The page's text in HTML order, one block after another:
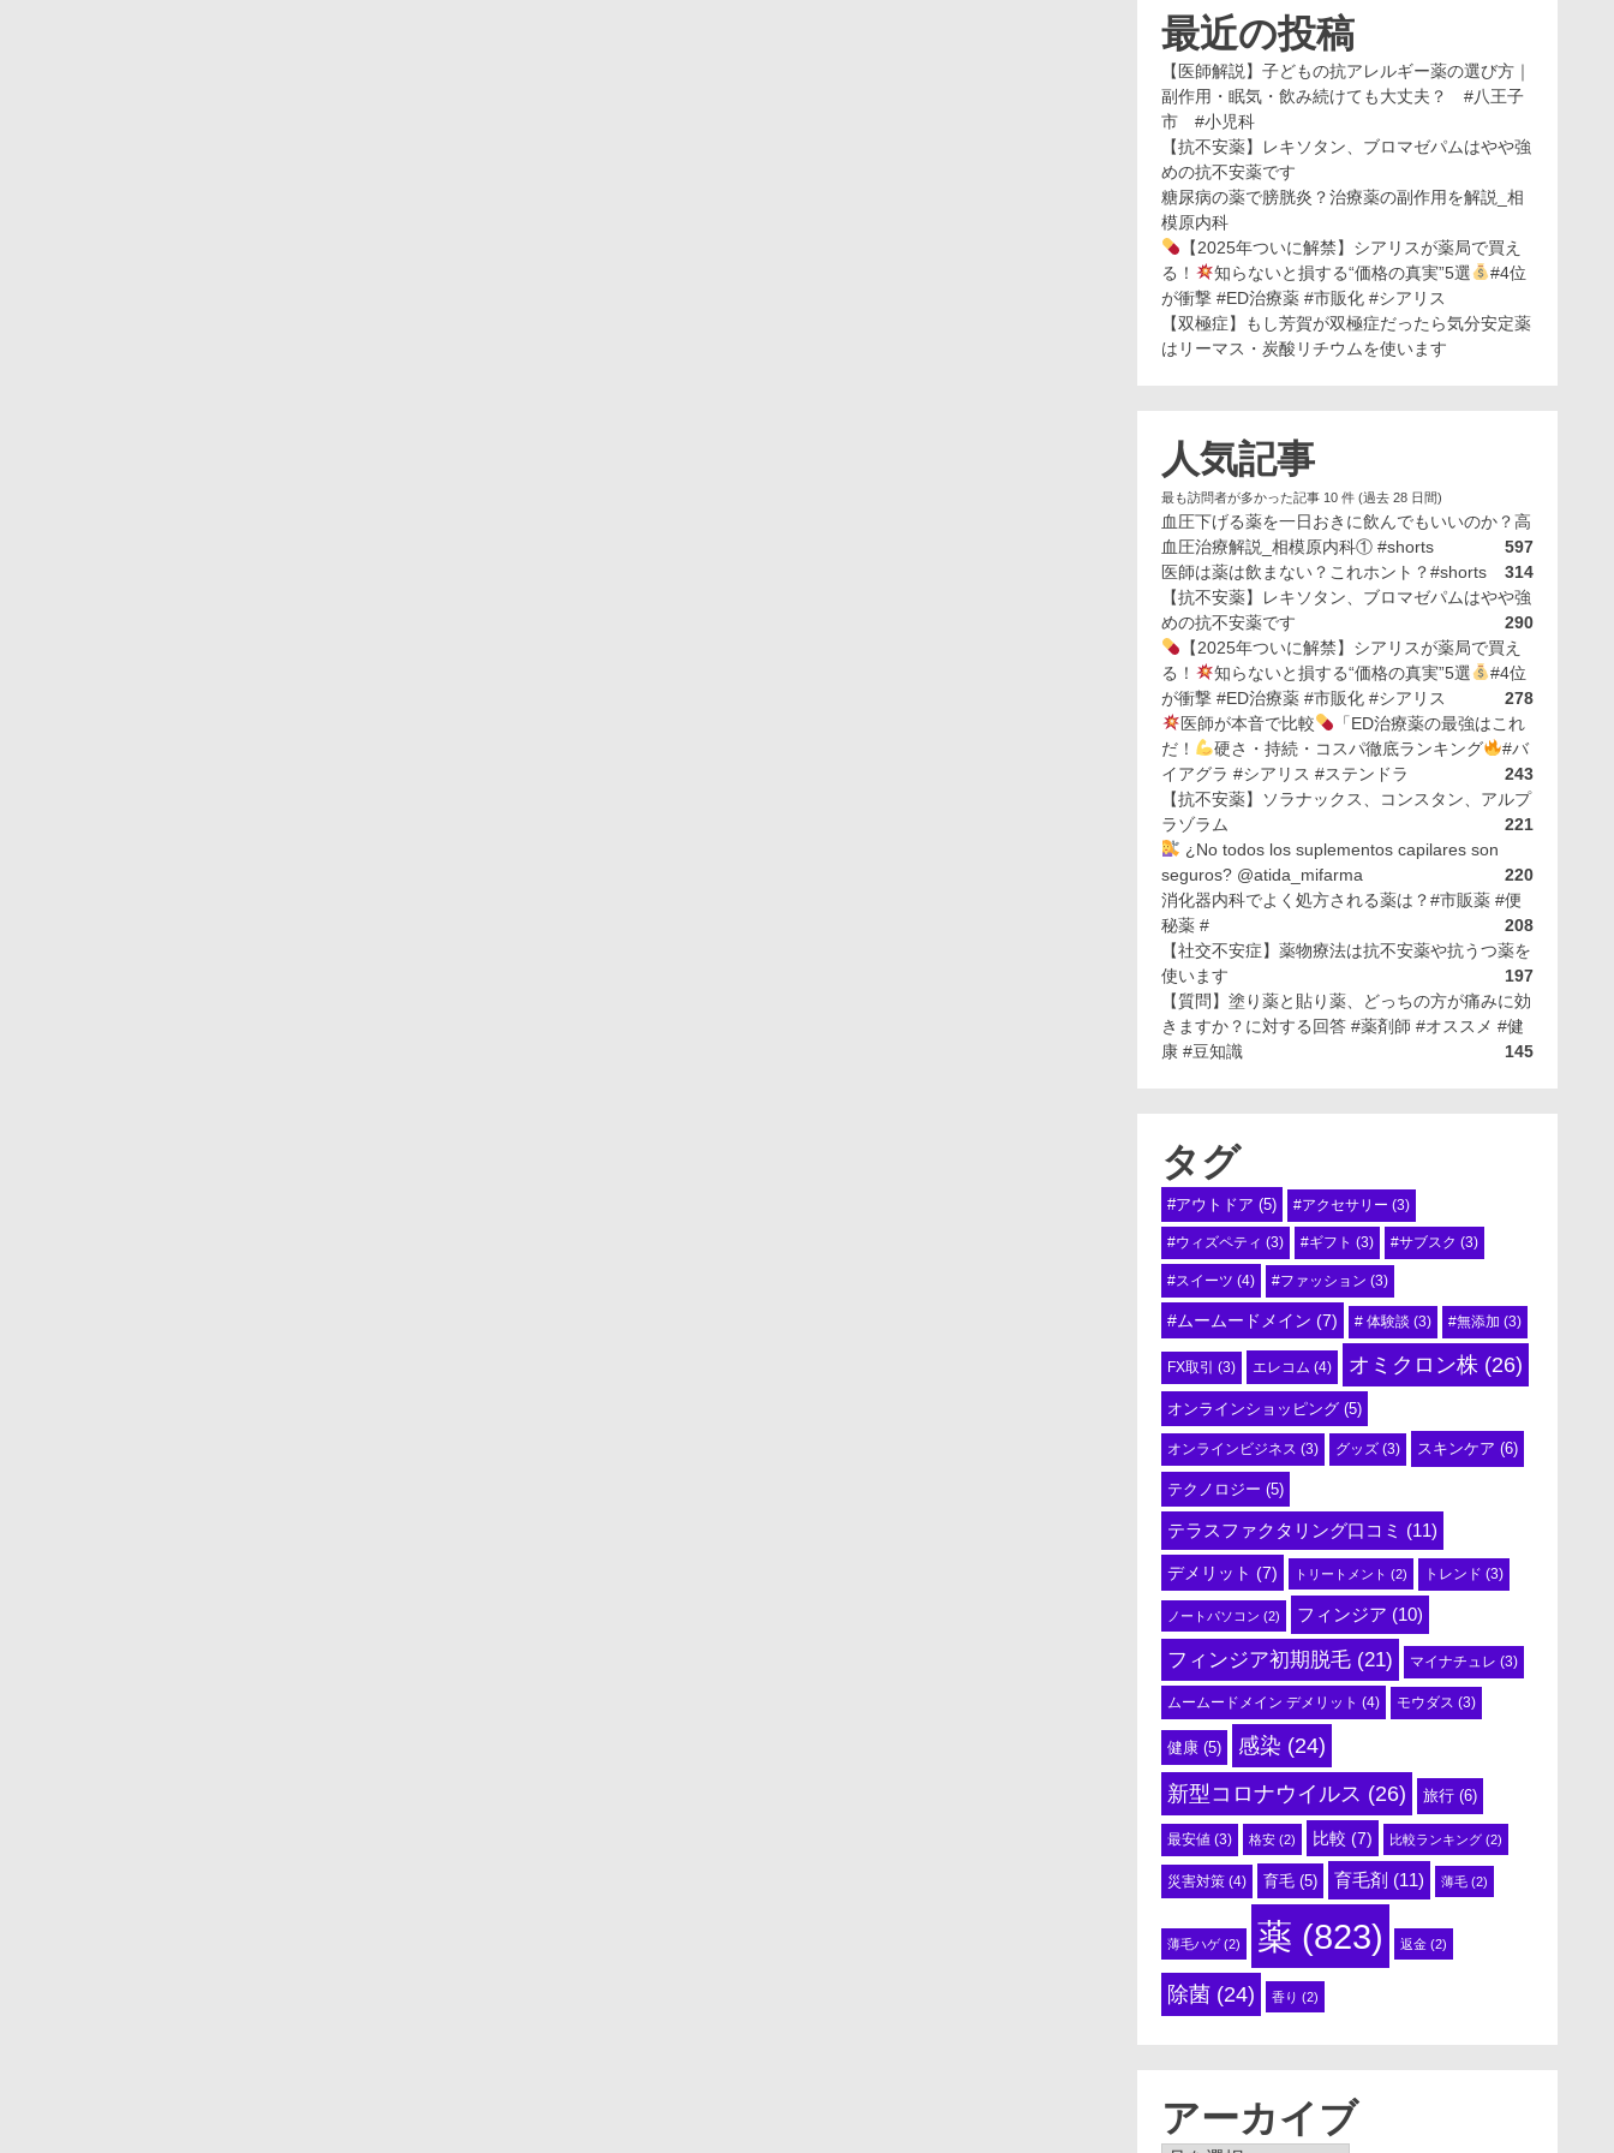
最近の投稿
【医師解説】子どもの抗アレルギー薬の選び方｜
副作用・眠気・飲み続けても大丈夫？ #八王子
市 #小児科
【抗不安薬】レキソタン、ブロマゼパムはやや強
めの抗不安薬です
糖尿病の薬で膀胱炎？治療薬の副作用を解説_相
模原内科
【2025年ついに解禁】シアリスが薬局で買え
る！
知らないと損する“価格の真実”5選
#4位
が衝撃 #ED治療薬 #市販化 #シアリス
【双極症】もし芳賀が双極症だったら気分安定薬
はリーマス・炭酸リチウムを使います
人気記事
最も訪問者が多かった記事 10 件 (過去 28 日間)
血圧下げる薬を一日おきに飲んでもいいのか？高
血圧治療解説_相模原内科① #shorts
597
医師は薬は飲まない？これホント？#shorts
314
【抗不安薬】レキソタン、ブロマゼパムはやや強
めの抗不安薬です
290
【2025年ついに解禁】シアリスが薬局で買え
る！
知らないと損する“価格の真実”5選
#4位
が衝撃 #ED治療薬 #市販化 #シアリス
278
医師が本音で比較
「ED治療薬の最強はこれ
だ！
硬さ・持続・コスパ徹底ランキング
#バ
イアグラ #シアリス #ステンドラ
243
【抗不安薬】ソラナックス、コンスタン、アルプ
ラゾラム
221
¿No todos los suplementos capilares son
seguros? @atida_mifarma
220
消化器内科でよく処方される薬は？#市販薬 #便
秘薬 #
208
【社交不安症】薬物療法は抗不安薬や抗うつ薬を
使います
197
【質問】塗り薬と貼り薬、どっちの方が痛みに効
きますか？に対する回答 #薬剤師 #オススメ #健
康 #豆知識
145
タグ
#アウトドア (5) #アクセサリー (3)
#ウィズペティ (3) #ギフト (3) #サブスク (3)
#スイーツ (4) #ファッション (3)
#ムームードメイン (7) # 体験談 (3) #無添加 (3)
FX取引 (3) エレコム (4) オミクロン株 (26)
オンラインショッピング (5)
オンラインビジネス (3) グッズ (3) スキンケア (6)
テクノロジー (5)
テラスファクタリング口コミ (11)
デメリット (7) トリートメント (2) トレンド (3)
ノートパソコン (2) フィンジア (10)
フィンジア初期脱毛 (21) マイナチュレ (3)
ムームードメイン デメリット (4) モウダス (3)
健康 (5) 感染 (24)
新型コロナウイルス (26) 旅行 (6)
最安値 (3) 格安 (2) 比較 (7) 比較ランキング (2)
災害対策 (4) 育毛 (5) 育毛剤 (11) 薄毛 (2)
薄毛ハゲ(2) 薬 (823) 返金 (2)
除菌 (24) 香り (2)
アーカイブ